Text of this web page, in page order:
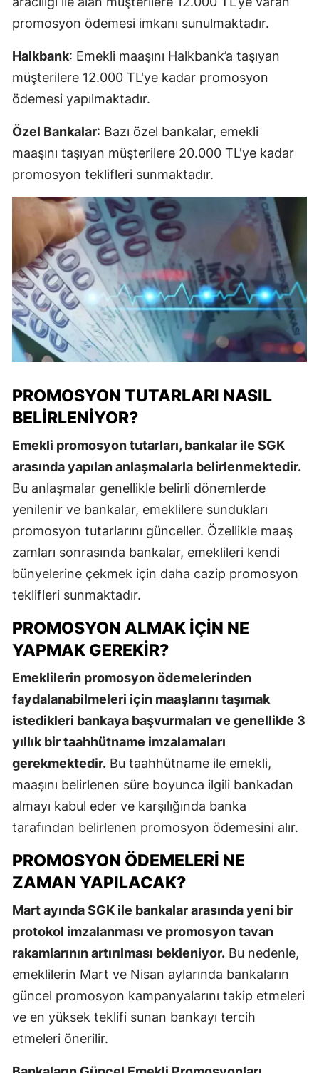
promosyon ödemesi imkanı sunulmaktadır.
Halkbank: Emekli maaşını Halkbank’a taşıyan
müşterilere 12.000 TL'ye kadar promosyon
ödemesi yapılmaktadır.
Özel Bankalar: Bazı özel bankalar, emekli
maaşını taşıyan müşterilere 20.000 TL'ye kadar
promosyon teklifleri sunmaktadır.
PROMOSYON TUTARLARI NASIL
BELIRLENIYOR?
Emekli promosyon tutarları, bankalar ile SGK
arasında yapılan anlaşmalarla belirlenmektedir.
Bu anlaşmalar genellikle belirli dönemlerde
yenilenir ve bankalar, emeklilere sundukları
promosyon tutarlarını günceller. Özellikle maaş
zamları sonrasında bankalar, emeklileri kendi
bünyelerine çekmek için daha cazip promosyon
teklifleri sunmaktadır.
PROMOSYON ALMAK İÇIN NE
YAPMAK GEREKIR?
Emeklilerin promosyon ödemelerinden
faydalanabilmeleri için maaşlarını taşımak
istedikleri bankaya başvurmaları ve genellikle 3
yıllık bir taahhütname imzalamaları
gerekmektedir. Bu taahhütname ile emekli,
maaşını belirlenen süre boyunca ilgili bankadan
almayı kabul eder ve karşılığında banka
tarafından belirlenen promosyon ödemesini alır.
PROMOSYON ÖDEMELERI NE
ZAMAN YAPILACAK?
Mart ayında SGK ile bankalar arasında yeni bir
protokol imzalanması ve promosyon tavan
rakamlarının artırılması bekleniyor. Bu nedenle,
emeklilerin Mart ve Nisan aylarında bankaların
güncel promosyon kampanyalarını takip etmeleri
ve en yüksek teklifi sunan bankayı tercih
etmeleri önerilir.